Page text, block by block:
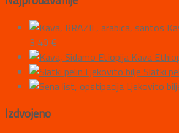
3,40 €
Kava
Ljekovito bilje Slatki
Ljekovito
Izdvojeno